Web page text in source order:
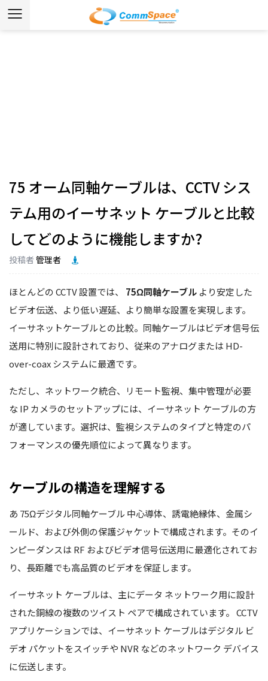
75 オーム同軸ケーブルは、CCTV シス
テム用のイーサネット ケーブルと比較
してどのように機能しますか?
投稿者 管理者
ほとんどの CCTV 設置では、 75Ω同軸ケーブル より安定した
ビデオ伝送、より低い遅延、より簡単な設置を実現します。
イーサネットケーブルとの比較。同軸ケーブルはビデオ信号伝
送用に特別に設計されており、従来のアナログまたは HD-
over-coax システムに最適です。
ただし、ネットワーク統合、リモート監視、集中管理が必要
な IP カメラのセットアップには、イーサネット ケーブルの方
が適しています。選択は、監視システムのタイプと特定のパ
フォーマンスの優先順位によって異なります。
ケーブルの構造を理解する
あ 75Ωデジタル同軸ケーブル 中心導体、誘電絶縁体、金属シ
ールド、および外側の保護ジャケットで構成されます。そのイ
ンピーダンスは RF およびビデオ信号伝送用に最適化されてお
り、長距離でも高品質のビデオを保証します。
イーサネット ケーブルは、主にデータ ネットワーク用に設計
された銅線の複数のツイスト ペアで構成されています。 CCTV
アプリケーションでは、イーサネット ケーブルはデジタル ビ
デオ パケットをスイッチや NVR などのネットワーク デバイス
に伝送します。